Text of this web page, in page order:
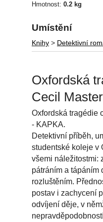
Hmotnost: 0.2 kg
Umístění
Knihy > Detektivní
Oxfordská
Cecil
Oxfordská tragédie
- KAPKA.
Detektivní příběh,
studentské koleje v
všemi náležitostmi:
pátráním a tápáním
rozluštěním.
postav i zachycení
odvíjení děje, v